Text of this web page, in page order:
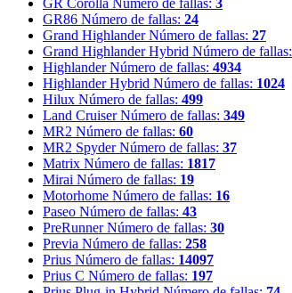
GR Corolla Número de fallas: 3
GR86 Número de fallas: 24
Grand Highlander Número de fallas: 27
Grand Highlander Hybrid Número de fallas:
Highlander Número de fallas: 4934
Highlander Hybrid Número de fallas: 1024
Hilux Número de fallas: 499
Land Cruiser Número de fallas: 349
MR2 Número de fallas: 60
MR2 Spyder Número de fallas: 37
Matrix Número de fallas: 1817
Mirai Número de fallas: 19
Motorhome Número de fallas: 16
Paseo Número de fallas: 43
PreRunner Número de fallas: 30
Previa Número de fallas: 258
Prius Número de fallas: 14097
Prius C Número de fallas: 197